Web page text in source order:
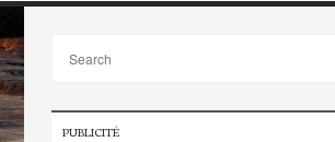
PUBLICITÉ